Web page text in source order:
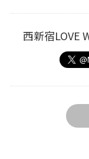
西新宿LOVE